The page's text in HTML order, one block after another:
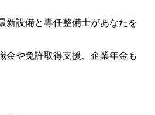
新設備と専任整備士があなたを
金や免許取得支援、企業年金も